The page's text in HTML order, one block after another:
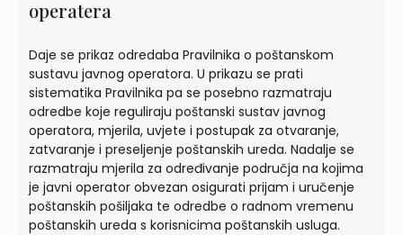
operatera
Daje se prikaz odredaba Pravilnika o poštanskom
sustavu javnog operatora. U prikazu se prati
sistematika Pravilnika pa se posebno razmatraju
odredbe koje reguliraju poštanski sustav javnog
operatora, mjerila, uvjete i postupak za otvaranje,
zatvaranje i preseljenje poštanskih ureda. Nadalje se
razmatraju mjerila za određivanje područja na kojima
je javni operator obvezan osigurati prijam i uručenje
poštanskih pošiljaka te odredbe o radnom vremenu
poštanskih ureda s korisnicima poštanskih usluga.